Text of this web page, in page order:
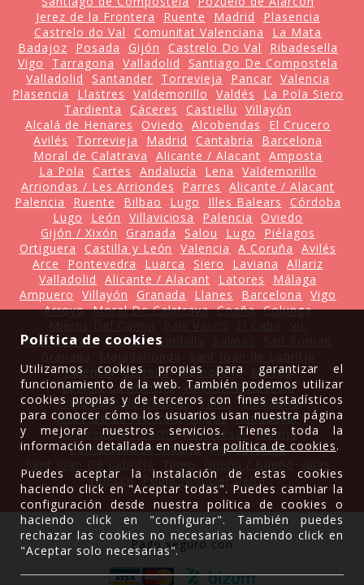
Jerez de la Frontera
Ruente Madrid
Plasencia
Castrelo do Val
Comunitat Valenciana
La Mata
Badajoz
Posada Gijón Castrelo Do Val
Ribadesella
Vigo
Tarragona Valladolid
Santiago De Compostela
Valladolid
Santander Torrevieja Pancar Valencia
Plasencia
Llastres Valdemorillo Valdés
La Pola Siero
Tardienta
Cáceres Castiellu
Villayón
Alcalá de Henares
Oviedo Alcobendas
El Crucero
Avilés
Torrevieja Madrid Cantabria
Barcelona
Moral de Calatrava
Alicante / Alacant Amposta
La Pola
Cartes Andalucía Lena
Valdemorillo
Arriondas / Les Arriondes
Parres
Alicante / Alacant
Palencia
Ruente Bilbao Lugo Illes Balears
Córdoba
Lugo
León Villaviciosa Palencia
Oviedo
Gijón / Xixón
Granada Salou Lugo
Piélagos
Ortiguera
Castilla y León Valencia A Coruña
Avilés
Arce
Pontevedra Luarca Siero Laviana
Allariz
Valladolid
Alicante / Alacant Latores
Málaga
Ampuero
Villayón Granada Llanes Barcelona
Vigo
Arroyo Moral De Calatrava Coaña Colunga
Illes Balears Aragón Sardalla
Palencia Carreño Mamorana
Mieres
Castilla La Mancha
Valencia / València
Principado de Asturias Tineo
Cantabria
Jerez De La Frontera Allariz Almudévar
La Revuelta'l Coche Almudévar Madrid
Comunidad de Madrid Vic Cataluña
Huesca
Poble Nou Del Delta
Pago seguro con
Política de cookies
Utilizamos cookies propias para garantizar el
funcionamiento de la web. También podemos utilizar
cookies propias y de terceros con fines estadísticos
para conocer cómo los usuarios usan nuestra página
y mejorar nuestros servicios. Tienes toda la
información detallada en nuestrapolítica de cookies.
Puedes aceptar la instalación de estas cookies
haciendo click en "Aceptar todas". Puedes cambiar la
configuración desde nuestra política de cookies o
haciendo click en "configurar". También puedes
rechazar las cookies no necesarias haciendo click en
"Aceptar solo necesarias".